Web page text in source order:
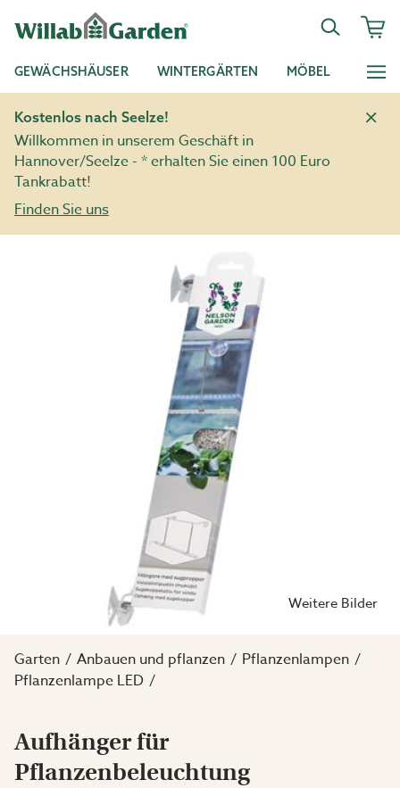
GEWÄCHSHÄUSER WINTERGÄRTEN MÖBEL
Kostenlos nach Seelze!
Willkommen in unserem Geschäft in
Hannover/Seelze - * erhalten Sie einen 100 Euro
Tankrabatt!
Finden Sie uns
Weitere Bilder
Garten Anbauen und pflanzen
Pflanzenlampen
Pflanzenlampe LED
Aufhänger für
Pflanzenbeleuchtung